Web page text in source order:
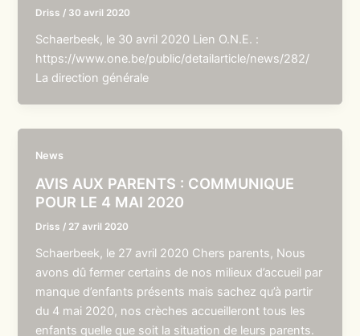
Driss / 30 avril 2020
Schaerbeek, le 30 avril 2020 Lien O.N.E. :
https://www.one.be/public/detailarticle/news/282/
La direction générale
News
AVIS AUX PARENTS : COMMUNIQUE
POUR LE 4 MAI 2020
Driss / 27 avril 2020
Schaerbeek, le 27 avril 2020 Chers parents, Nous
avons dû fermer certains de nos milieux d’accueil par
manque d’enfants présents mais sachez qu’à partir
du 4 mai 2020, nos crèches accueilleront tous les
enfants quelle que soit la situation de leurs parents.